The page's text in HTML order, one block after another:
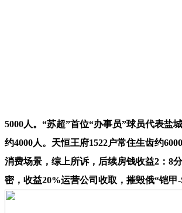
5000人。“苏超”首位“办事员”球员代表盐
约4000人。天恒王府1522户常住生齿约
消费场景，综上所诉，后续房钱收益2：8
密，收益20%运营公司收取，摧毁俄“铠甲